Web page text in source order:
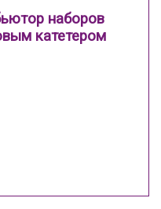
наборов
катетером